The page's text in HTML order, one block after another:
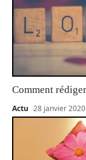
Comment
Actu 28 janvier 2020